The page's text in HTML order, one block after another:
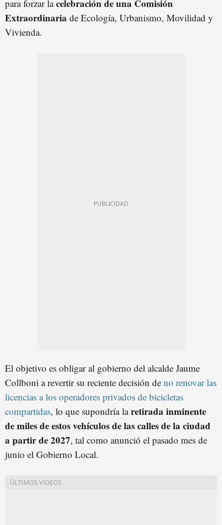
para forzar lacelebración de una Comisión
Extraordinaria de Ecología, Urbanismo, Movilidad y
Vivienda.
El objetivo es obligar al gobierno del alcalde Jaume
Collboni a revertir su reciente decisión de no renovar las
licencias a los operadores privados de bicicletas
compartidas, lo que supondría laretirada inminente
de miles de estos vehículos de las calles de la ciudad
a partir de 2027, tal como anunció el pasado mes de
junio el Gobierno Local.